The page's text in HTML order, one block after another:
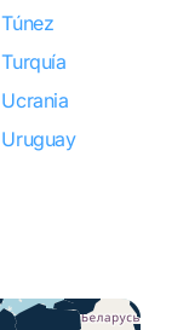
Túnez
Turquía
Ucrania
Uruguay